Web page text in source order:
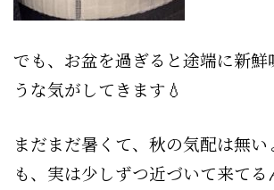
でも、お盆を過ぎると途端に新鮮
うな気がしてきます💧
まだまだ暑くて、秋の気配は無い
も、実は少しずつ近づいて来てる